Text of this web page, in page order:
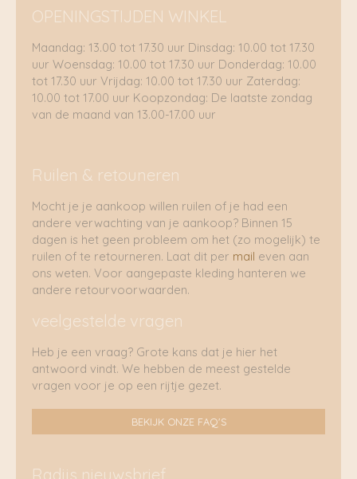
OPENINGSTIJDEN WINKEL
Maandag: 13.00 tot 17.30 uur Dinsdag: 10.00 tot 17.30
uur Woensdag: 10.00 tot 17.30 uur Donderdag: 10.00
tot 17.30 uur Vrijdag: 10.00 tot 17.30 uur Zaterdag:
10.00 tot 17.00 uur Koopzondag: De laatste zondag
van de maand van 13.00-17.00 uur
Ruilen & retouneren
Mocht je je aankoop willen ruilen of je had een
andere verwachting van je aankoop? Binnen 15
dagen is het geen probleem om het (zo mogelijk) te
ruilen of te retourneren. Laat dit per mail even aan
ons weten. Voor aangepaste kleding hanteren we
andere retourvoorwaarden.
veelgestelde vragen
Heb je een vraag? Grote kans dat je hier het
antwoord vindt. We hebben de meest gestelde
vragen voor je op een rijtje gezet.
BEKIJK ONZE FAQ'S
Radijs nieuwsbrief